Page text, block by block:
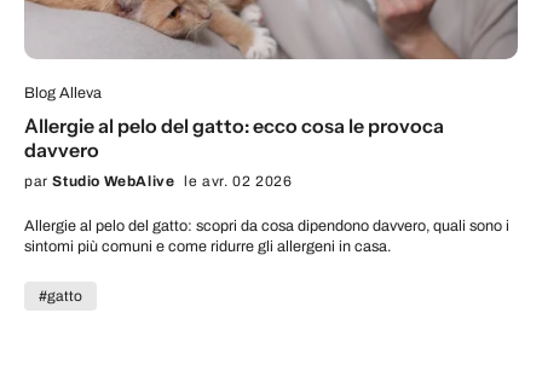
Blog Alleva
Allergie al pelo del gatto: ecco cosa le provoca
davvero
parStudio WebAlive le avr. 02 2026
Allergie al pelo del gatto: scopri da cosa dipendono davvero, quali sono i
sintomi più comuni e come ridurre gli allergeni in casa.
#gatto